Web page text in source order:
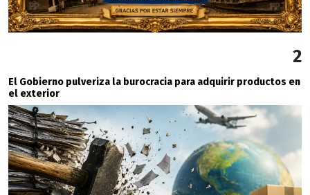
2
El Gobierno pulveriza la burocracia para adquirir productos en
el exterior